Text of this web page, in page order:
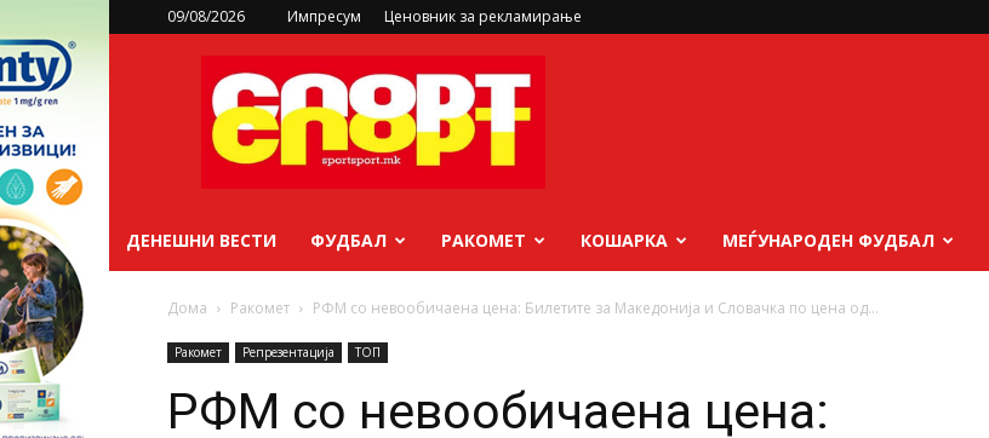
09/08/2026 Импресум Ценовник за рекламирање
sportsport.mk
ДЕНЕШНИ ВЕСТИ ФУДБАЛ РАКОМЕТ КОШАРКА МЕЃУНАРОДЕН ФУДБАЛ
Дома Ракомет РФМ со невообичаена цена: Билетите за Македонија и Словачка по цена од...
Ракомет Репрезентација ТОП
РФМ со невообичаена цена: